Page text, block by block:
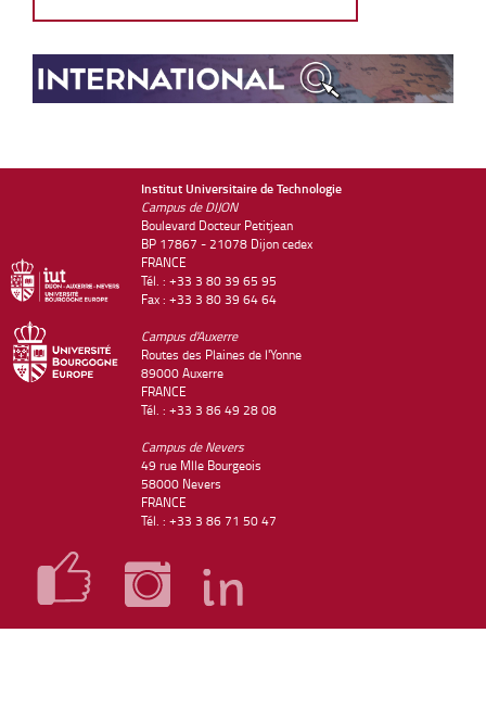
Institut Universitaire de Technologie
Campus de DIJON
Boulevard Docteur Petitjean
BP 17867 - 21078 Dijon cedex
FRANCE
Tél. : +33 3 80 39 65 95
Fax : +33 3 80 39 64 64
Campus d'Auxerre
Routes des Plaines de l'Yonne
89000 Auxerre
FRANCE
Tél. : +33 3 86 49 28 08
Campus de Nevers
49 rue Mlle Bourgeois
58000 Nevers
FRANCE
Tél. : +33 3 86 71 50 47